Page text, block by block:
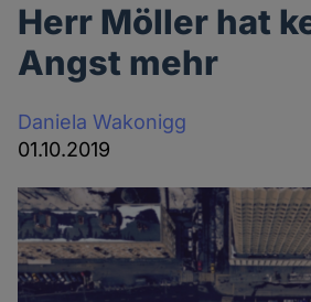
Herr Möller hat
Angst mehr
Daniela Wakonigg
01.10.2019